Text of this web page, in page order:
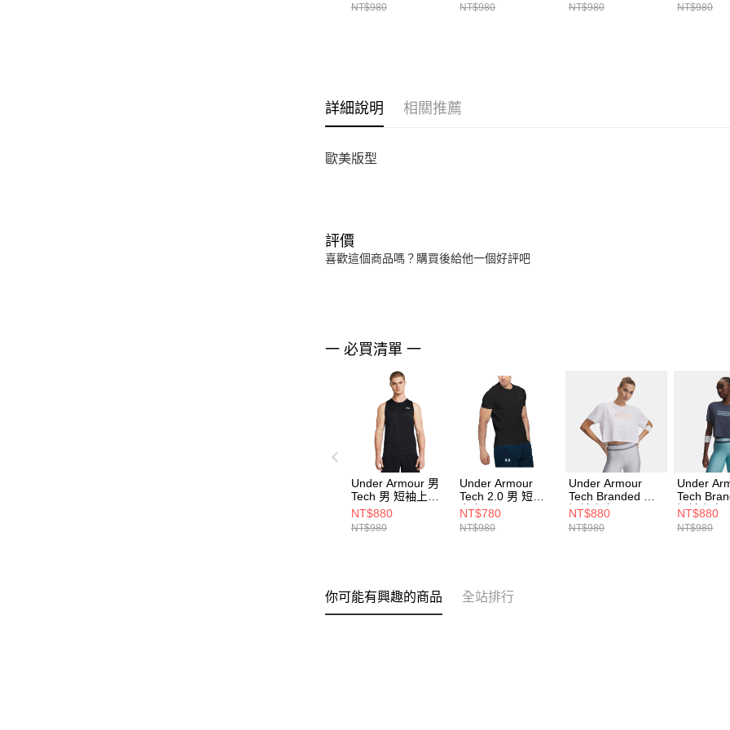
NT$980 NT$980 NT$980 NT$980
詳細說明 相關推薦
歐美版型
評價
喜歡這個商品嗎？購買後給他一個好評吧
一 必買清單 一
Under Armour 男
Tech 男 短袖上衣
1382795-001
NT$880
NT$980
Under Armour
Tech 2.0 男 短袖
上衣 1326413-001
NT$780
NT$980
Under Armour
Tech Branded 女
短袖上衣
6009987-100
NT$880
NT$980
Under
Tech
短袖上衣
6009987-
NT$880
NT$980
你可能有興趣的商品 全站排行